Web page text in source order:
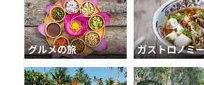
グルメの旅 ガストロノミ